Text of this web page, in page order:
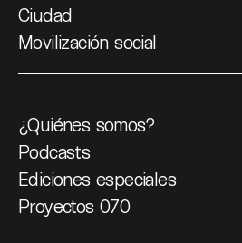
Ciudad
Movilización social
¿Quiénes somos?
Podcasts
Ediciones especiales
Proyectos 070